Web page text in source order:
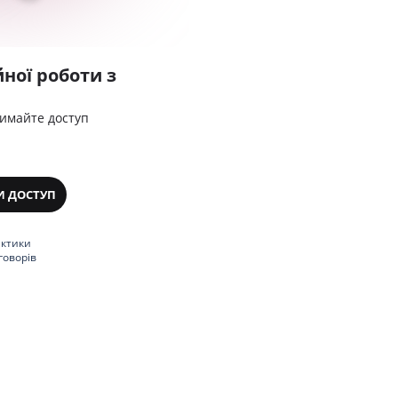
роботи з
доступ
ДОСТУП